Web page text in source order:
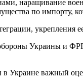
наращивание
по импорту,
Украины и
Украине важный